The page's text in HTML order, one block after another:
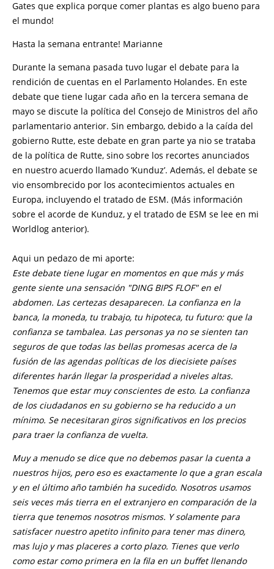
Gates que explica porque comer plantas es algo bueno para
el mundo!
Hasta la semana entrante! Marianne
Durante la semana pasada tuvo lugar el debate para la
rendición de cuentas en el Parlamento Holandes. En este
debate que tiene lugar cada año en la tercera semana de
mayo se discute la política del Consejo de Ministros del año
parlamentario anterior. Sin embargo, debido a la caída del
gobierno Rutte, este debate en gran parte ya nio se trataba
de la política de Rutte, sino sobre los recortes anunciados
en nuestro acuerdo llamado ‘Kunduz’. Además, el debate se
vio ensombrecido por los acontecimientos actuales en
Europa, incluyendo el tratado de ESM. (Más información
sobre el acorde de Kunduz, y el tratado de ESM se lee en mi
Worldlog anterior).
Aqui un pedazo de mi aporte:
Este debate tiene lugar en momentos en que más y más
gente siente una sensación "DING BIPS FLOF" en el
abdomen. Las certezas desaparecen. La confianza en la
banca, la moneda, tu trabajo, tu hipoteca, tu futuro: que la
confianza se tambalea. Las personas ya no se sienten tan
seguros de que todas las bellas promesas acerca de la
fusión de las agendas políticas de los diecisiete países
diferentes harán llegar la prosperidad a niveles altas.
Tenemos que estar muy conscientes de esto. La confianza
de los ciudadanos en su gobierno se ha reducido a un
mínimo. Se necesitaran giros significativos en los precios
para traer la confianza de vuelta.
Muy a menudo se dice que no debemos pasar la cuenta a
nuestros hijos, pero eso es exactamente lo que a gran escala
y en el último año también ha sucedido. Nosotros usamos
seis veces más tierra en el extranjero en comparación de la
tierra que tenemos nosotros mismos. Y solamente para
satisfacer nuestro apetito infinito para tener mas dinero,
mas lujo y mas placeres a corto plazo. Tienes que verlo
como estar como primera en la fila en un buffet llenando